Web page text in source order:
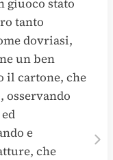
tanto
dovriasi,
un ben
il cartone, che
osservando
e
che